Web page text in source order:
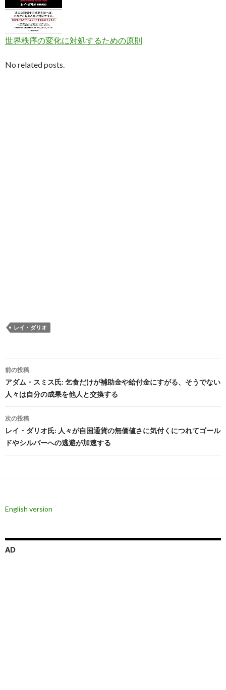
世界秩序の変化に対処するための原則
No related posts.
レイ・ダリオ
投
稿
ナ
ビ
ゲ
ー
ン
前の投稿
アダム・スミス氏: 乞食だけが補助金や給付金にすがる、そうでない
人々は自分の成果を他人と交換する
次の投稿
レイ・ダリオ氏: 人々が自国通貨の無価値さに気付くにつれてゴール
ドやシルバーへの逃避が加速する
English version
AD